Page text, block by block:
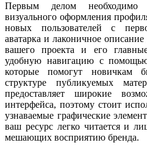
Первым делом необходимо
визуального оформления
новых пользователей с
аватарка и лаконичное
вашего проекта и его
удобную навигацию с
которые помогут новичкам
структуре публикуемых
предоставляет широкие
интерфейса, поэтому стоит
узнаваемые графические
ваш ресурс легко читается и
мешающих восприятию бренда.